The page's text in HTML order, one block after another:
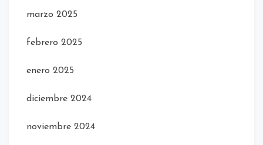
marzo 2025
febrero 2025
enero 2025
diciembre 2024
noviembre 2024